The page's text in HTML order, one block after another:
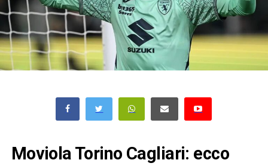
Moviola Torino Cagliari: ecco